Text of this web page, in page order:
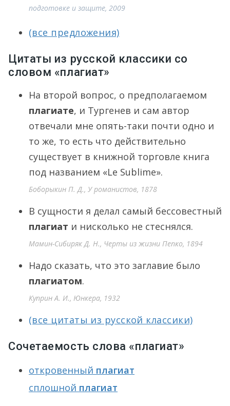
подготовке и защите, 2009
(все предложения)
Цитаты из русской классики со
словом «плагиат»
На второй вопрос, о предполагаемом
плагиате, и Тургенев и сам автор
отвечали мне опять-таки почти одно и
то же, то есть что действительно
существует в книжной торговле книга
под названием «Le Sublime».
Боборыкин П. Д., У романистов, 1878
В сущности я делал самый бессовестный
плагиат и нисколько не стеснялся.
Мамин-Сибиряк Д. Н., Черты из жизни Пепко, 1894
Надо сказать, что это заглавие было
плагиатом.
Куприн А. И., Юнкера, 1932
(все цитаты из русской классики)
Сочетаемость слова «плагиат»
откровенный плагиат
сплошной плагиат